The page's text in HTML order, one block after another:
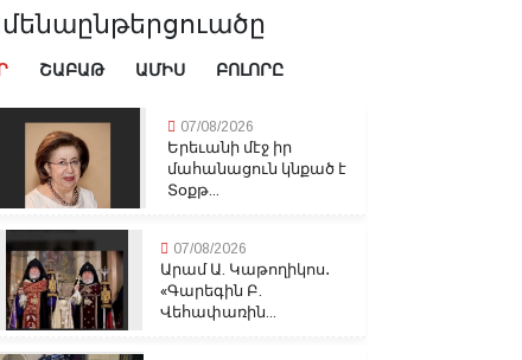
ՇԱԲԱԹ ԱՄԻՍ ԲՈԼՈՐԸ
07/08/2026
Երեւանի մէջ իր
մահանացուն կնքած է
Տօքթ...
07/08/2026
Արամ Ա. Կաթողիկոս․
«Գարեգին Բ.
Վեհափառին...